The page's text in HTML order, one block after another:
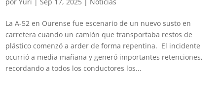
porYuri |Sep 17, 2025 Noticias
La A-52 en Ourense fue escenario de un nuevo susto en
carretera cuando un camión que transportaba restos de
plástico comenzó a arder de forma repentina. El incidente
ocurrió a media mañana y generó importantes retenciones,
recordando a todos los conductores los...